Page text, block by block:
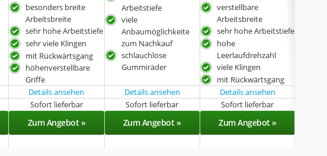
besonders breite
Arbeitsbreite
sehr hohe Arbeitstiefe
sehr viele Klingen
mit Rückwärtsgang
höhenverstellbare
Griffe
Arbeitstiefe
viele
Anbaumöglichkeite
zum Nachkauf
schlauchlose
Gummiräder
verstellbare
Arbeitsbreite
sehr hohe Arbeitstiefe
hohe
Leerlaufdrehzahl
viele Klingen
mit Rückwärtsgang
Details ansehen Details ansehen
Details ansehen
Sofort lieferbar Sofort lieferbar Sofort lieferbar
Zum Angebot » Zum Angebot » Zum Angebot »